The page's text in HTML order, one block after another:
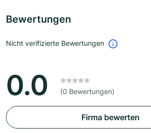
Bewertungen
Nicht verifizierte Bewertungen
0.0 (0 Bewertungen)
Firma bewerten